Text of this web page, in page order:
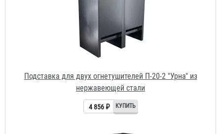
Подставка для двух огнетушителей П-20-2 "Урна" из
нержавеющей стали